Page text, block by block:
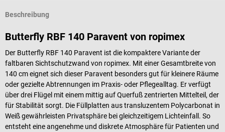
Beschreibung
Butterfly RBF 140 Paravent von ropimex
Der Butterfly RBF 140 Paravent ist die kompaktere Variante der
faltbaren Sichtschutzwand von ropimex. Mit einer Gesamtbreite von
140 cm eignet sich dieser Paravent besonders gut für kleinere Räume
oder gezielte Abtrennungen im Praxis- oder Pflegealltag. Er verfügt
über drei Flügel mit einem mittig auf Querfuß zentrierten Mittelteil, der
für Stabilität sorgt. Die Füllplatten aus transluzentem Polycarbonat in
Weiß gewährleisten Privatsphäre bei gleichzeitigem Lichteinfall. So
entsteht eine angenehme und diskrete Atmosphäre für Patienten und